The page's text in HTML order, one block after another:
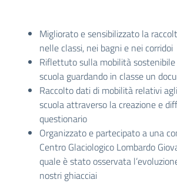
Migliorato e sensibilizzato la
nelle classi, nei bagni e nei corridoi
Riflettuto sulla mobilità
scuola guardando in classe un
Raccolto dati di mobilità relativi
scuola attraverso la creazione e
questionario
Organizzato e partecipato a una
Centro Glaciologico Lombardo
quale è stato osservata
nostri ghiacciai